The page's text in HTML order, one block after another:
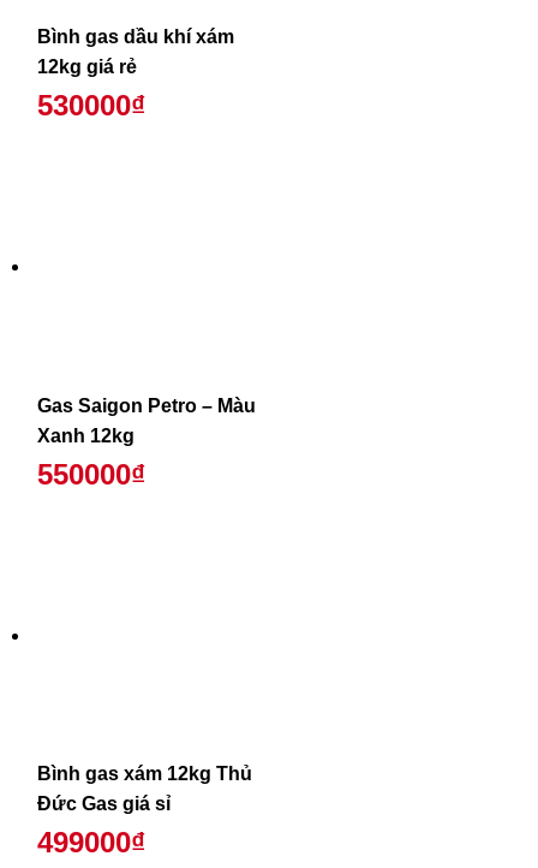
Bình gas dầu khí xám
12kg giá rẻ
530000₫
Gas Saigon Petro – Màu
Xanh 12kg
550000₫
Bình gas xám 12kg Thủ
Đức Gas giá sỉ
499000₫